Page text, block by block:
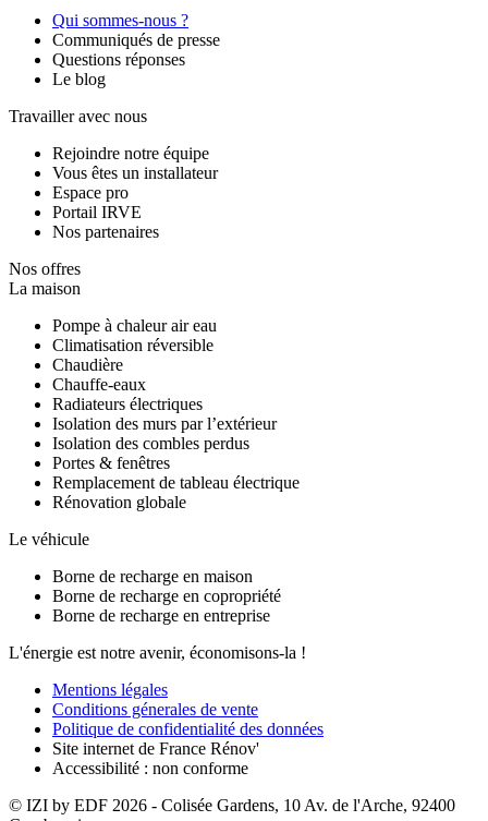
Qui sommes-nous ?
Communiqués de presse
Questions réponses
Le blog
Travailler avec nous
Rejoindre notre équipe
Vous êtes un installateur
Espace pro
Portail IRVE
Nos partenaires
Nos offres
La maison
Pompe à chaleur air eau
Climatisation réversible
Chaudière
Chauffe-eaux
Radiateurs électriques
Isolation des murs par l’extérieur
Isolation des combles perdus
Portes & fenêtres
Remplacement de tableau électrique
Rénovation globale
Le véhicule
Borne de recharge en maison
Borne de recharge en copropriété
Borne de recharge en entreprise
L'énergie est notre avenir, économisons-la !
Mentions légales
Conditions génerales de vente
Politique de confidentialité des données
Site internet de France Rénov'
Accessibilité : non conforme
© IZI by EDF 2026 - Colisée Gardens, 10 Av. de l'Arche, 92400